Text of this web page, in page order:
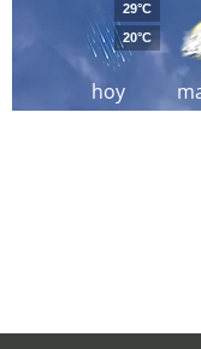
hoy
29°C
20°C